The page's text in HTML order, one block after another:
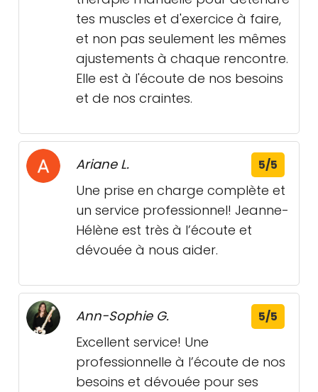
tes muscles et d'exercice à faire,
et non pas seulement les mêmes
ajustements à chaque rencontre.
Elle est à l'écoute de nos besoins
et de nos craintes.
Ariane L. 5/5
Une prise en charge complète et
un service professionnel! Jeanne-
Hélène est très à l’écoute et
dévouée à nous aider.
Ann-Sophie G. 5/5
Excellent service! Une
professionnelle à l’écoute de nos
besoins et dévouée pour ses